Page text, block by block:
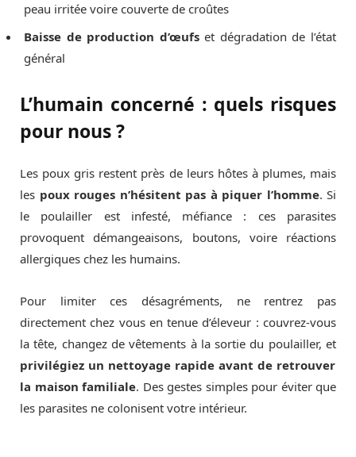
peau irritée voire couverte de croûtes
Baisse de production d’œufset dégradation de l’état
général
L’humain concerné : quels risques
pour nous ?
Les poux gris restent près de leurs hôtes à plumes, mais
les poux rouges n’hésitent pas à piquer l’homme. Si
le poulailler est infesté, méfiance : ces parasites
provoquent démangeaisons, boutons, voire réactions
allergiques chez les humains.
Pour limiter ces désagréments, ne rentrez pas
directement chez vous en tenue d’éleveur : couvrez-vous
la tête, changez de vêtements à la sortie du poulailler, et
privilégiez un nettoyage rapide avant de retrouver
la maison familiale. Des gestes simples pour éviter que
les parasites ne colonisent votre intérieur.